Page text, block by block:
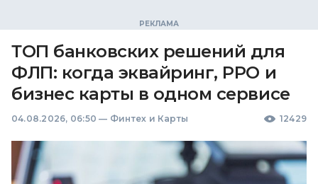
ТОП банковских решений для
ФЛП: когда эквайринг, РРО и
бизнес карты в одном сервисе
04.08.2026, 06:50 — Финтех и Карты 12429